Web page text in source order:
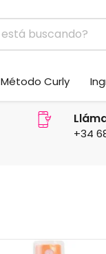
Método Curly
+34